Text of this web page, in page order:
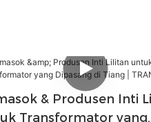
& Produsen Inti
Transformator yang